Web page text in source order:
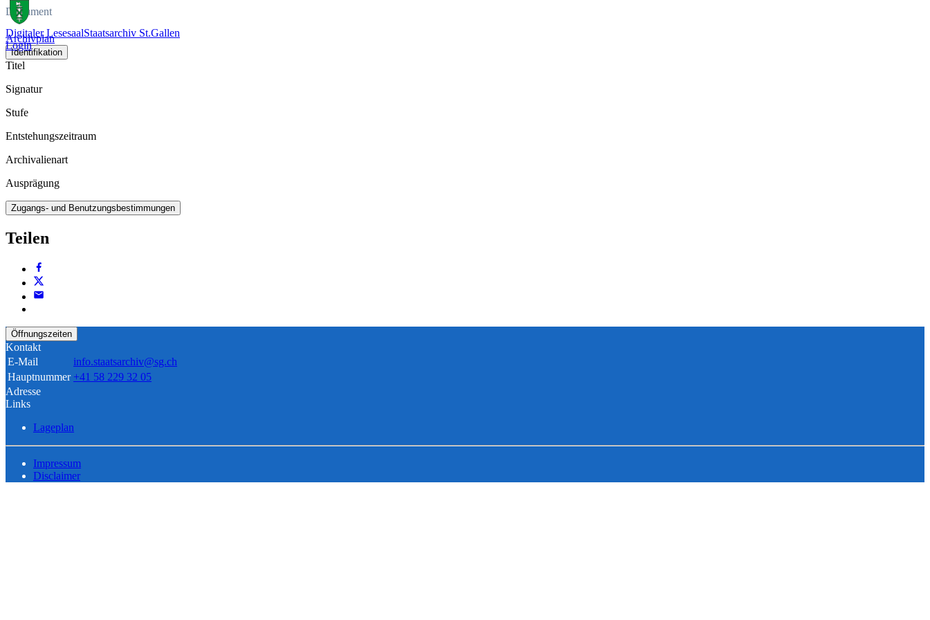
Digitaler LesesaalStaatsarchiv St.Gallen
Login
Dokument
Archivplan
Identifikation
Titel
Signatur
Stufe
Entstehungszeitraum
Archivalienart
Ausprägung
Zugangs- und Benutzungsbestimmungen
Teilen
Öffnungszeiten
Kontakt
E-Mail
info.staatsarchiv@sg.ch
Hauptnummer +41 58 229 32 05
Adresse
Links
Lageplan
Impressum
Disclaimer